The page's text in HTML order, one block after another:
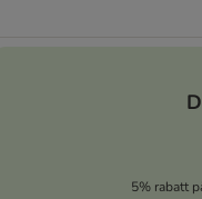
5% rabatt